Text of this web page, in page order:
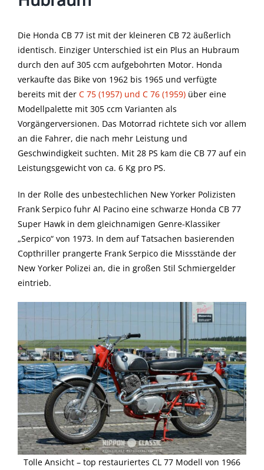
Die Honda CB 77 ist mit der kleineren CB 72 äußerlich
identisch. Einziger Unterschied ist ein Plus an Hubraum
durch den auf 305 ccm aufgebohrten Motor. Honda
verkaufte das Bike von 1962 bis 1965 und verfügte
bereits mit der C 75 (1957) und C 76 (1959) über eine
Modellpalette mit 305 ccm Varianten als
Vorgängerversionen. Das Motorrad richtete sich vor allem
an die Fahrer, die nach mehr Leistung und
Geschwindigkeit suchten. Mit 28 PS kam die CB 77 auf ein
Leistungsgewicht von ca. 6 Kg pro PS.
In der Rolle des unbestechlichen New Yorker Polizisten
Frank Serpico fuhr Al Pacino eine schwarze Honda CB 77
Super Hawk in dem gleichnamigen Genre-Klassiker
„Serpico“ von 1973. In dem auf Tatsachen basierenden
Copthriller prangerte Frank Serpico die Missstände der
New Yorker Polizei an, die in großen Stil Schmiergelder
eintrieb.
Tolle Ansicht – top restauriertes CL 77 Modell von 1966